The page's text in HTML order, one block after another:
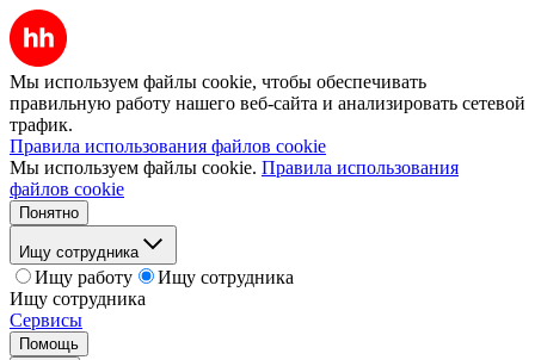
Мы используем файлы cookie, чтобы обеспечивать
правильную работу нашего веб-сайта и анализировать сетевой
трафик.
Правила использования файлов cookie
Мы используем файлы cookie. Правила использования
файлов cookie
Понятно
Ищу сотрудника
Ищу работу
Ищу сотрудника
Ищу сотрудника
Сервисы
Помощь